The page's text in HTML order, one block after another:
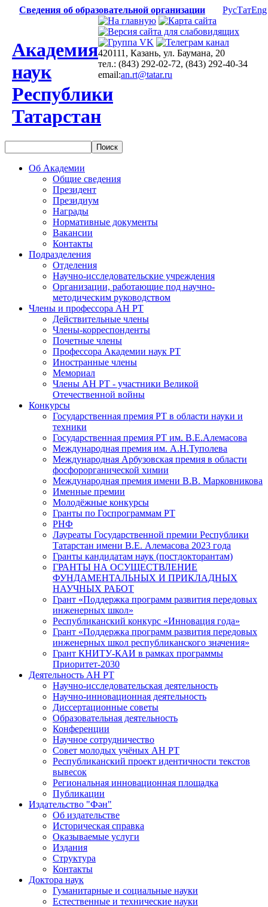
Сведения об образовательной организации РусТатEng
Академия
наук
Республики
Татарстан
420111, Казань, ул. Баумана, 20
тел.: (843) 292-02-72, (843) 292-40-34
email:an.rt@tatar.ru
Об Академии
Общие сведения
Президент
Президиум
Награды
Нормативные документы
Вакансии
Контакты
Подразделения
Отделения
Научно-исследовательские учреждения
Организации, работающие под научно-
методическим руководством
Члены и профессора АН РТ
Действительные члены
Члены-корреспонденты
Почетные члены
Профессора Академии наук РТ
Иностранные члены
Мемориал
Члены АН РТ - участники Великой
Отечественной войны
Конкурсы
Государственная премия РТ в области науки и
техники
Государственная премия РТ им. В.Е.Алемасова
Международная премия им. А.Н.Туполева
Международная Арбузовская премия в области
фосфорорганической химии
Международная премия имени В.В. Марковникова
Именные премии
Молодёжные конкурсы
Гранты по Госпрограммам РТ
РНФ
Лауреаты Государственной премии Республики
Татарстан имени В.Е. Алемасова 2023 года
Гранты кандидатам наук (постдокторантам)
ГРАНТЫ НА ОСУЩЕСТВЛЕНИЕ
ФУНДАМЕНТАЛЬНЫХ И ПРИКЛАДНЫХ
НАУЧНЫХ РАБОТ
Грант «Поддержка программ развития передовых
инженерных школ»
Республиканский конкурс «Инновация года»
Грант «Поддержка программ развития передовых
инженерных школ республиканского значения»
Грант КНИТУ-КАИ в рамках программы
Приоритет-2030
Деятельность АН РТ
Научно-исследовательская деятельность
Научно-инновационная деятельность
Диссертационные советы
Образовательная деятельность
Конференции
Научное сотрудничество
Совет молодых учёных АН РТ
Республиканский проект идентичности текстов
вывесок
Региональная инновационная площадка
Публикации
Издательство "Фән"
Об издательстве
Историческая справка
Оказываемые услуги
Издания
Структура
Контакты
Доктора наук
Гуманитарные и социальные науки
Естественные и технические науки